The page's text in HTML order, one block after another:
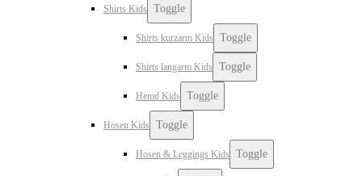
Shirts Kids Toggle
Shirts kurzarm Kids Toggle
Shirts langarm Kids Toggle
Hemd Kids Toggle
Hosen Kids Toggle
Hosen & Leggings Kids Toggle